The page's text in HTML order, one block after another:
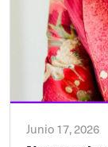
Junio 17, 2026